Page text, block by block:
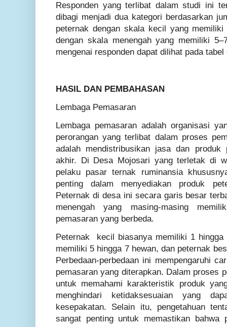
Responden yang terlibat dalam studi ini
dibagi menjadi dua kategori berdasarkan
peternak dengan skala kecil yang
dengan skala menengah yang memiliki
mengenai responden dapat dilihat pada
HASIL DAN PEMBAHASAN
Lembaga Pemasaran
Lembaga pemasaran adalah organisasi
perorangan yang terlibat dalam proses
adalah mendistribusikan jasa dan produk
akhir. Di Desa Mojosari yang terletak di
pelaku pasar ternak ruminansia
penting dalam menyediakan produk
Peternak di desa ini secara garis besar
menengah yang masing-masing
pemasaran yang berbeda.
Peternak kecil biasanya memiliki 1
memiliki 5 hingga 7 hewan, dan peternak
Perbedaan-perbedaan ini mempengaruhi
pemasaran yang diterapkan. Dalam proses
untuk memahami karakteristik produk
menghindari ketidaksesuaian yang
kesepakatan. Selain itu, pengetahuan
sangat penting untuk memastikan bahwa